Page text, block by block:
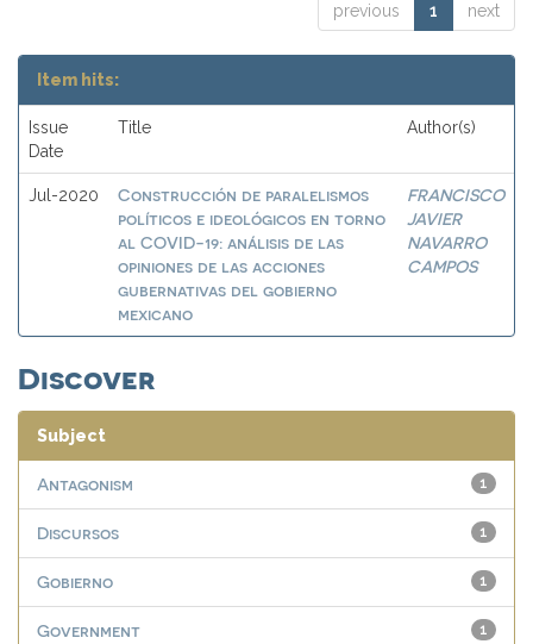
previous 1 next
Item hits:
Issue
Date
Title Author(s)
Jul-2020
Construcción de paralelismos
políticos e ideológicos en torno
al COVID-19: análisis de las
opiniones de las acciones
gubernativas del gobierno
mexicano
FRANCISCO
JAVIER
NAVARRO
CAMPOS
Discover
Subject
1
Antagonism
1
Discursos
1
Gobierno
1
Government